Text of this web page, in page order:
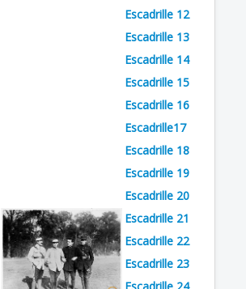
Escadrille 12
Escadrille 13
Escadrille 14
Escadrille 15
Escadrille 16
Escadrille17
Escadrille 18
Escadrille 19
Escadrille 20
Escadrille 21
Escadrille 22
Escadrille 23